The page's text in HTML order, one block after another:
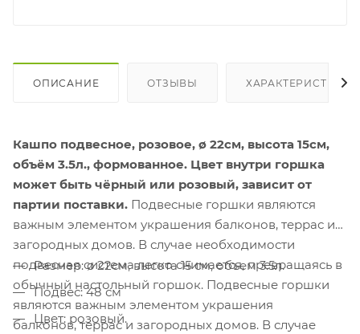
ОПИСАНИЕ ОТЗЫВЫ ХАРАКТЕРИСТИКИ
Кашпо подвесное, розовое, ø 22см, высота 15см,
объём 3.5л., формованное. Цвет внутри горшка
может быть чёрный или розовый, зависит от
партии поставки. Подвесные горшки являются
важным элементом украшения балконов, террас и
загородных домов. В случае необходимости
подвесная система легко снимается, превращаясь в
обычный настольный горшок. Подвесные горшки
являются важным элементом украшения
балконов, террас и загородных домов. В случае
Размер: ø 22см, высота 15 см, объем 3.5л.
Подвес: 48 см
Цвет: розовый.